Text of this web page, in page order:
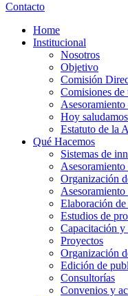
Contacto
Home
Institucional
Nosotros
Objetivo
Comisión
Comisiones de
Hoy
Estatuto de la
Qué Hacemos
Sistemas de
Organización
Elaboración
Estudios de
Capacitación
Proyectos
Organización
Edición de
Consultorías
Convenios y